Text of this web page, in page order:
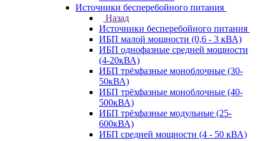
Источники бесперебойного питания
Назад
Источники бесперебойного питания
ИБП малой мощности (0,6 - 3 кВА)
ИБП однофазные средней мощности
(4-20кВА)
ИБП трёхфазные моноблочные (30-
50кВА)
ИБП трёхфазные моноблочные (40-
500кВА)
ИБП трёхфазные модульные (25-
600кВА)
ИБП средней мощности (4 - 50 кВА)